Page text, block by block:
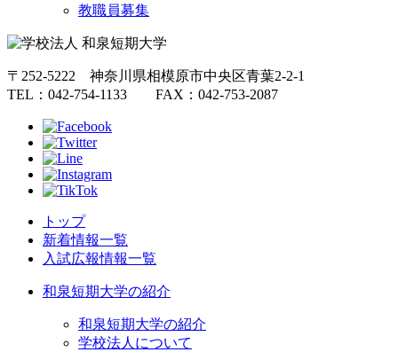
教職員募集
〒252-5222 神奈川県相模原市中央区青葉2-2-1
TEL：042-754-1133 FAX：042-753-2087
トップ
新着情報一覧
入試広報情報一覧
和泉短期大学の紹介
和泉短期大学の紹介
学校法人について